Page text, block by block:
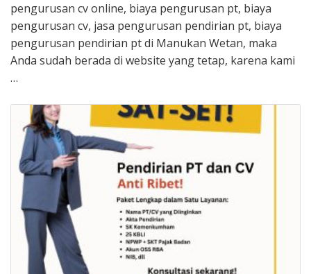
pengurusan cv online, biaya pengurusan pt, biaya
pengurusan cv, jasa pengurusan pendirian pt, biaya
pengurusan pendirian pt di Manukan Wetan, maka
Anda sudah berada di website yang tetap, karena kami
…